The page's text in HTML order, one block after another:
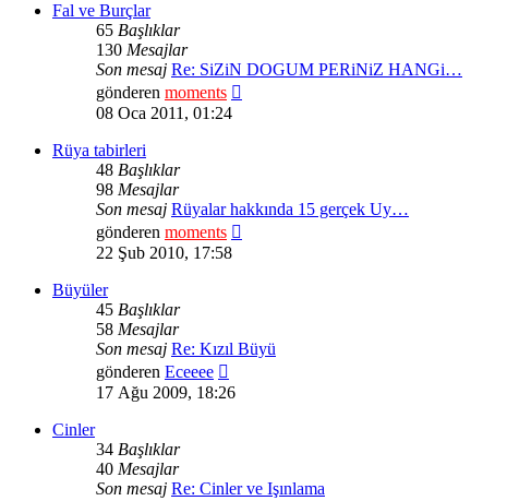
Fal ve Burçlar
65 Başlıklar
130 Mesajlar
Son mesaj Re: SiZiN DOGUM PERiNiZ HANGi…
gönderen moments
08 Oca 2011, 01:24
Rüya tabirleri
48 Başlıklar
98 Mesajlar
Son mesaj Rüyalar hakkında 15 gerçek Uy…
gönderen moments
22 Şub 2010, 17:58
Büyüler
45 Başlıklar
58 Mesajlar
Son mesaj Re: Kızıl Büyü
gönderen Eceeee
mesajı
17 Ağu 2009, 18:26
Cinler
34 Başlıklar
40 Mesajlar
Son mesaj Re: Cinler ve Işınlama